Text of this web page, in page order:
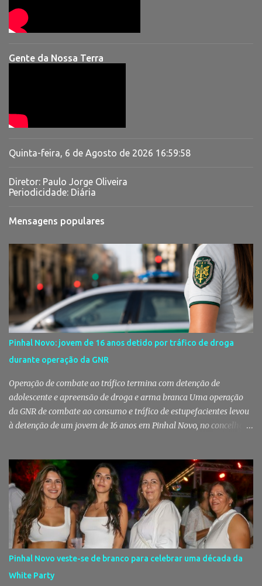
Gente da Nossa Terra
Quinta-feira, 6 de Agosto de 2026 16:59:58
Diretor: Paulo Jorge Oliveira
Periodicidade: Diária
Mensagens populares
Pinhal Novo: jovem de 16 anos detido por tráfico de droga
durante operação da GNR
Operação de combate ao tráfico termina com detenção de
adolescente e apreensão de droga e arma branca Uma operação
da GNR de combate ao consumo e tráfico de estupefacientes levou
à detenção de um jovem de 16 anos em Pinhal Novo, no concelho
das autoridades sobre este tipo de criminalidade no distrito de
Setúbal. Droga, arma branca e dinheiro apreendidos pela GNR Um
jovem de 16 anos foi detido na segunda-feira, 28 de Julho, por
suspeitas da prática do crime de tráfico de estupefacientes, na
localidade de Pinhal Novo. A detenção foi efetuada pelo Comando
Territorial de Setúbal da GNR, através do Posto Territorial de
Pinhal Novo, no âmbito de uma operação de fiscalização
especialmente direcionada para o combate ao consumo e tráfico
de droga. Segundo a GNR, "os militares da Guarda identificaram
Pinhal Novo veste-se de branco para celebrar uma década da
White Party